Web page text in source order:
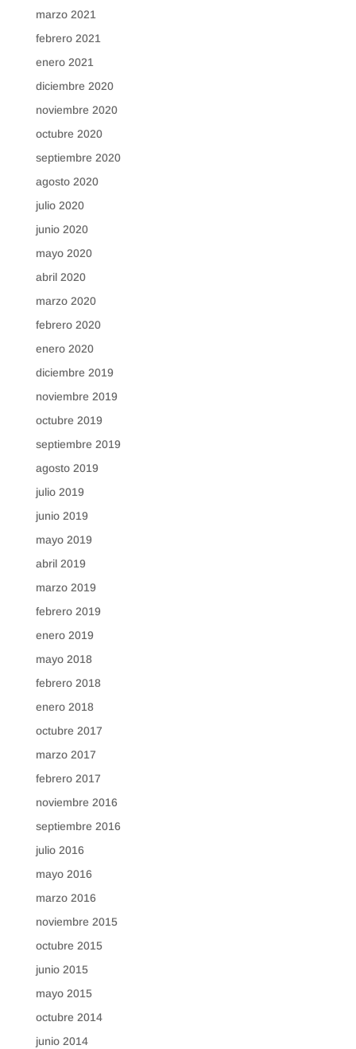
marzo 2021
febrero 2021
enero 2021
diciembre 2020
noviembre 2020
octubre 2020
septiembre 2020
agosto 2020
julio 2020
junio 2020
mayo 2020
abril 2020
marzo 2020
febrero 2020
enero 2020
diciembre 2019
noviembre 2019
octubre 2019
septiembre 2019
agosto 2019
julio 2019
junio 2019
mayo 2019
abril 2019
marzo 2019
febrero 2019
enero 2019
mayo 2018
febrero 2018
enero 2018
octubre 2017
marzo 2017
febrero 2017
noviembre 2016
septiembre 2016
julio 2016
mayo 2016
marzo 2016
noviembre 2015
octubre 2015
junio 2015
mayo 2015
octubre 2014
junio 2014